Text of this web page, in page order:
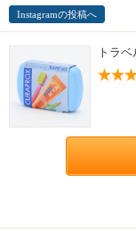
Instagramの投稿へ
トラ